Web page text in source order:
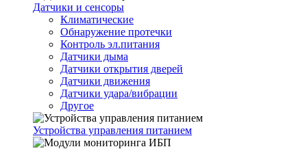
Датчики и сенсоры
Климатические
Обнаружение протечки
Контроль эл.питания
Датчики дыма
Датчики открытия дверей
Датчики движения
Датчики удара/вибрации
Другое
Устройства управления питанием